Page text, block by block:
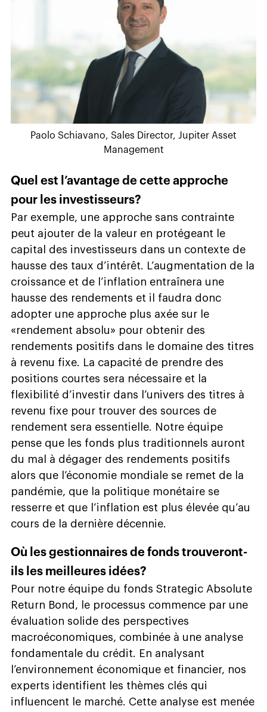
Paolo Schiavano, Sales Director, Jupiter Asset
Management
Quel est l’avantage de cette approche
pour les investisseurs?
Par exemple, une approche sans contrainte
peut ajouter de la valeur en protégeant le
capital des investisseurs dans un contexte de
hausse des taux d’intérêt. L’augmentation de la
croissance et de l’inflation entraînera une
hausse des rendements et il faudra donc
adopter une approche plus axée sur le
«rendement absolu» pour obtenir des
rendements positifs dans le domaine des titres
à revenu fixe. La capacité de prendre des
positions courtes sera nécessaire et la
flexibilité d’investir dans l’univers des titres à
revenu fixe pour trouver des sources de
rendement sera essentielle. Notre équipe
pense que les fonds plus traditionnels auront
du mal à dégager des rendements positifs
alors que l’économie mondiale se remet de la
pandémie, que la politique monétaire se
resserre et que l’inflation est plus élevée qu’au
cours de la dernière décennie.
Où les gestionnaires de fonds trouveront-
ils les meilleures idées?
Pour notre équipe du fonds Strategic Absolute
Return Bond, le processus commence par une
évaluation solide des perspectives
macroéconomiques, combinée à une analyse
fondamentale du crédit. En analysant
l’environnement économique et financier, nos
experts identifient les thèmes clés qui
influencent le marché. Cette analyse est menée